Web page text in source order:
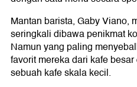
Mantan barista, Gaby Viano,
seringkali dibawa penikmat
Namun yang paling
favorit mereka dari kafe
sebuah kafe skala kecil.